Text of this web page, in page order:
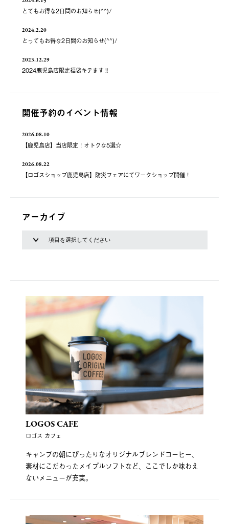
とてもお得な2日間のお知らせ(^^)/
2024.2.20
とってもお得な2日間のお知らせ(^^)/
2023.12.29
2024鹿児島店限定福袋キテます‼️
開催予約のイベント情報
2026.08.10
【鹿児島店】当店限定！オトクな5選☆
2026.08.22
【ロゴスショップ鹿児島店】防災フェアにてワークショップ開催！
アーカイブ
LOGOS CAFE
ロゴス カフェ
キャンプの朝にぴったりなオリジナルブレンドコーヒー、
素材にこだわったメイプルソフトなど、ここでしか味わえ
ないメニューが充実。